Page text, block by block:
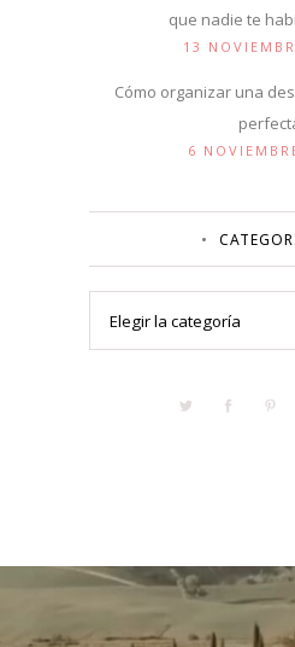
que nadie te
13
Cómo organizar una
6